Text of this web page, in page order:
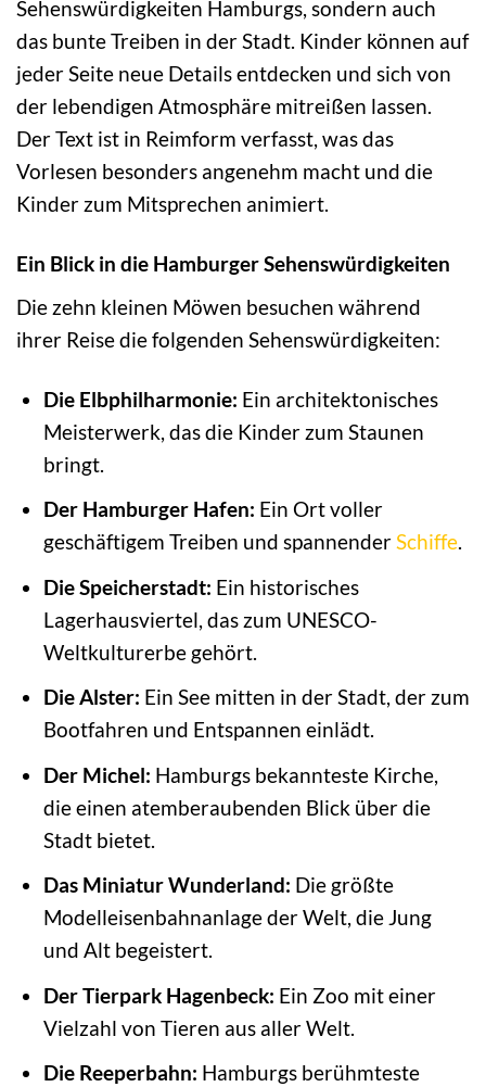
Sehenswürdigkeiten Hamburgs, sondern auch
das bunte Treiben in der Stadt. Kinder können auf
jeder Seite neue Details entdecken und sich von
der lebendigen Atmosphäre mitreißen lassen.
Der Text ist in Reimform verfasst, was das
Vorlesen besonders angenehm macht und die
Kinder zum Mitsprechen animiert.
Ein Blick in die Hamburger Sehenswürdigkeiten
Die zehn kleinen Möwen besuchen während
ihrer Reise die folgenden Sehenswürdigkeiten:
Die Elbphilharmonie: Ein architektonisches
Meisterwerk, das die Kinder zum Staunen
bringt.
Der Hamburger Hafen: Ein Ort voller
geschäftigem Treiben und spannenderSchiffe.
Die Speicherstadt: Ein historisches
Lagerhausviertel, das zum UNESCO-
Weltkulturerbe gehört.
Die Alster: Ein See mitten in der Stadt, der zum
Bootfahren und Entspannen einlädt.
Der Michel: Hamburgs bekannteste Kirche,
die einen atemberaubenden Blick über die
Stadt bietet.
Das Miniatur Wunderland: Die größte
Modelleisenbahnanlage der Welt, die Jung
und Alt begeistert.
Der Tierpark Hagenbeck: Ein Zoo mit einer
Vielzahl von Tieren aus aller Welt.
Die Reeperbahn: Hamburgs berühmteste